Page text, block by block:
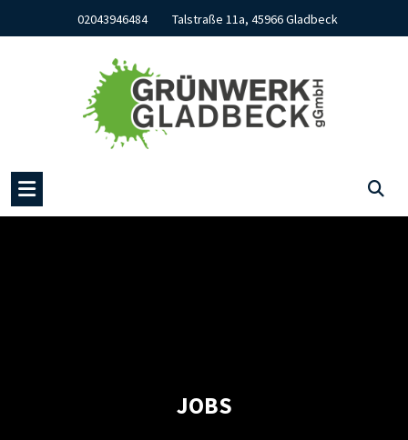
to
02043946484 Talstraße 11a, 45966 Gladbeck
JOBS